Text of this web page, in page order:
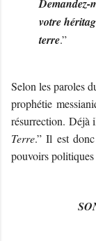
votre
terre.”
Selon les paroles
prophétie
résurrection. Déjà
Terre.” Il est
pouvoirs